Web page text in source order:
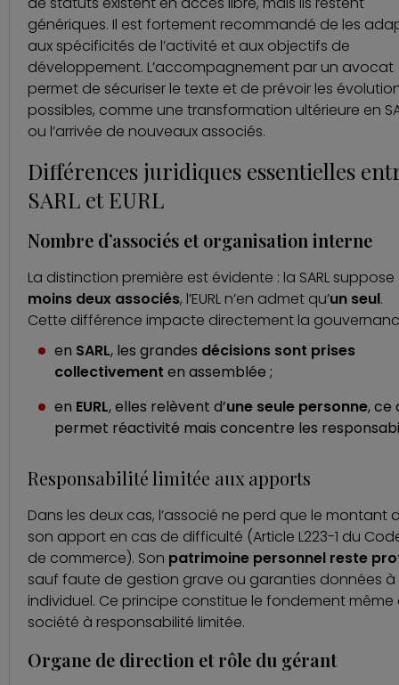
génériques. Il est fortement recommandé de les
aux spécificités de l’activité et aux objectifs de
développement. L’accompagnement par un avocat
permet de sécuriser le texte et de prévoir les
possibles, comme une transformation ultérieure en
ou l’arrivée de nouveaux associés.
Différences juridiques essentielles
SARL et EURL
Nombre d’associés et organisation interne
La distinction première est évidente : la SARL suppose
moins deux associés, l’EURL n’en admet qu’un seul.
Cette différence impacte directement la
en SARL, les grandes décisions sont prises
collectivement en assemblée ;
en EURL, elles relèvent d’une seule personne, ce
permet réactivité mais concentre les
Responsabilité limitée aux apports
Dans les deux cas, l’associé ne perd que le montant
son apport en cas de difficulté (Article L223-1 du
de commerce). Son patrimoine personnel reste
sauf faute de gestion grave ou garanties données à
individuel. Ce principe constitue le fondement même
société à responsabilité limitée.
Organe de direction et rôle du gérant